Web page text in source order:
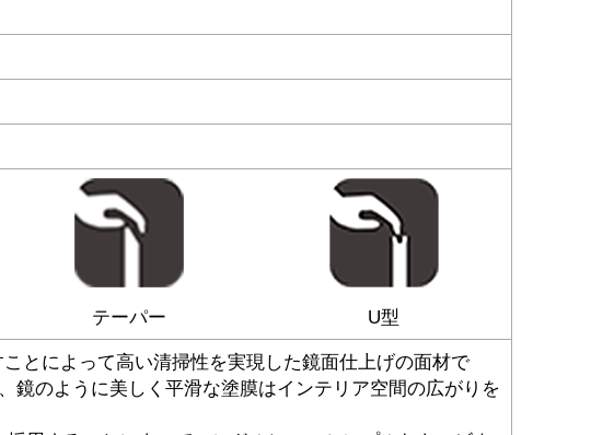
テーパー U型
ことによって高い清掃性を実現した鏡面仕上げの面材で
鏡のように美しく平滑な塗膜はインテリア空間の広がりを